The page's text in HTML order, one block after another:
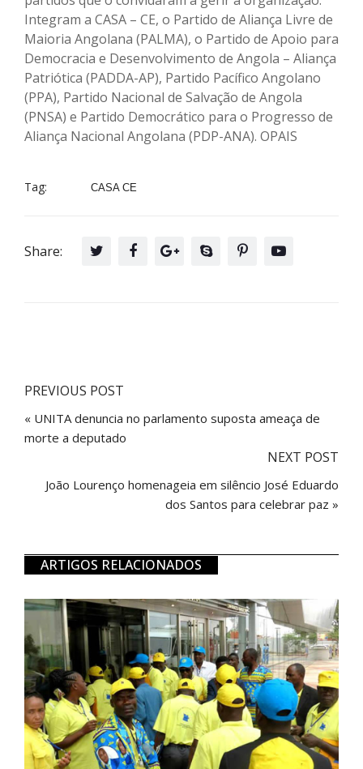
Integram a CASA – CE, o Partido de Aliança Livre de
Maioria Angolana (PALMA), o Partido de Apoio para
Democracia e Desenvolvimento de Angola – Aliança
Patriótica (PADDA-AP), Partido Pacífico Angolano
(PPA), Partido Nacional de Salvação de Angola
(PNSA) e Partido Democrático para o Progresso de
Aliança Nacional Angolana (PDP-ANA). OPAIS
Tag: CASA CE
Share:
PREVIOUS POST
« UNITA denuncia no parlamento suposta ameaça de
morte a deputado
NEXT POST
João Lourenço homenageia em silêncio José Eduardo
dos Santos para celebrar paz »
ARTIGOS RELACIONADOS